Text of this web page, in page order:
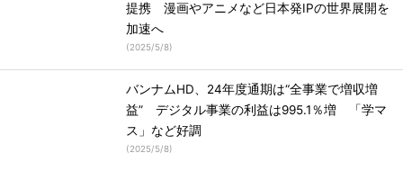
提携 漫画やアニメなど日本発IPの世界展開を
加速へ
(2025/5/8)
バンナムHD、24年度通期は“全事業で増収増
益” デジタル事業の利益は995.1％増 「学マ
ス」など好調
(2025/5/8)